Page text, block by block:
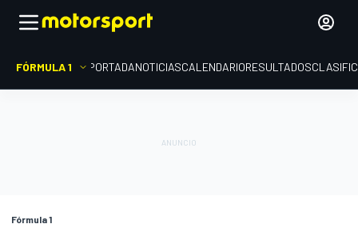
FÓRMULA 1 PORTADANOTICIASCALENDARIORESULTADOS
Fórmula 1